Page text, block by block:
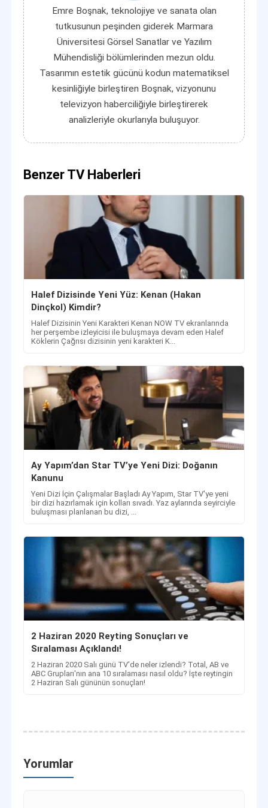
Emre Boşnak, teknolojiye ve sanata olan
tutkusunun peşinden giderek Marmara
Üniversitesi Görsel Sanatlar ve Yazılım
Mühendisliği bölümlerinden mezun oldu.
Tasarımın estetik gücünü kodun matematiksel
kesinliğiyle birleştiren Boşnak, vizyonunu
televizyon haberciliğiyle birleştirerek
analizleriyle okurlarıyla buluşuyor.
Benzer TV Haberleri
Halef Dizisinde Yeni Yüz: Kenan (Hakan
Dinçkol) Kimdir?
Halef Dizisinin Yeni Karakteri Kenan NOW TV ekranlarında
her perşembe izleyicisi ile buluşmaya devam eden Halef
Köklerin Çağrısı dizisinin yeni karakteri K...
Ay Yapım’dan Star TV’ye Yeni Dizi: Doğanın
Kanunu
Yeni Dizi İçin Çalışmalar Başladı Ay Yapım, Star TV'ye yeni
bir dizi hazırlamak için kolları sıvadı. Yaz aylarında seyirciyle
buluşması planlanan bu dizi, ...
2 Haziran 2020 Reyting Sonuçları ve
Sıralaması Açıklandı!
2 Haziran 2020 Salı günü TV'de neler izlendi? Total, AB ve
ABC Grupları'nın ana 10 sıralaması nasıl oldu? İşte reytingin
2 Haziran Salı gününün sonuçları!
Yorumlar